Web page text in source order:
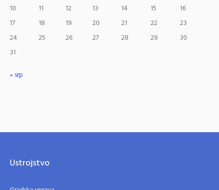
10
11 12 13 14 15
16
17
18 19 20 21 22
23
24
25 26 27 28 29
30
31
« srp
Ustrojstvo